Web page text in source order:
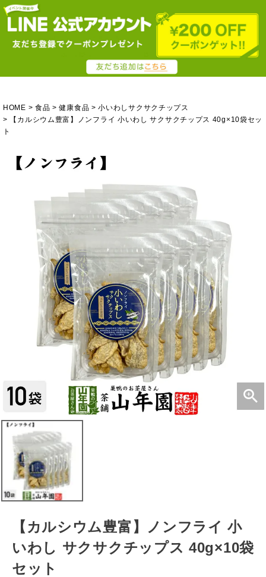
HOME 食品 健康食品
小いわしサクサクチップス
【カルシウム豊富】ノンフライ 小いわし サクサクチップス 40g×10袋セッ
ト
【カルシウム豊富】ノンフライ 小
いわし サクサクチップス 40g×10袋
セット